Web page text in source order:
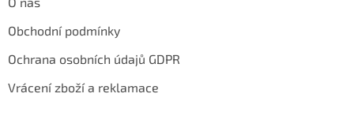
Obchodní podmínky
Ochrana osobních údajů GDPR
Vrácení zboží a reklamace